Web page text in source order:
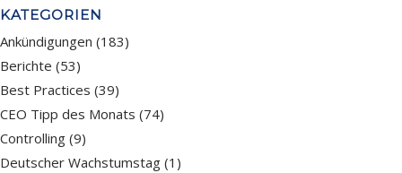
KATEGORIEN
Ankündigungen (183)
Berichte (53)
Best Practices (39)
CEO Tipp des Monats (74)
Controlling (9)
Deutscher Wachstumstag (1)